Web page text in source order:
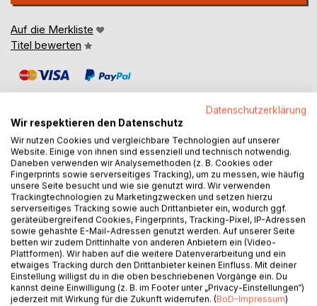
Auf die Merkliste
Titel bewerten
BESCHREIBUNG
Wissenschaftliches Schreiben wird dann als realisierbare
Aufgabe empfunden, wenn die Regeln bekannt sind und
die Gestaltungsspielräume genutzt werden können. Aber
sind die Regeln so klar? Woran erkenne ich, ob eine
Argumentationskette logisch aufgebaut ist? Wie zitiere ich
richtig? Und wie kommt man zu einer angemessenen
Struktur und Gliederung, sodass daraus ein roter Faden
entsteht? Schnell wird klar: Es genügt nicht, die Regeln, die
Datenschutzerklärung
Wir respektieren den Datenschutz
Wir nutzen Cookies und vergleichbare Technologien auf unserer
Website. Einige von ihnen sind essenziell und technisch notwendig.
Daneben verwenden wir Analysemethoden (z. B. Cookies oder
Fingerprints sowie serverseitiges Tracking), um zu messen, wie häufig
unsere Seite besucht und wie sie genutzt wird. Wir verwenden
Trackingtechnologien zu Marketingzwecken und setzen hierzu
serverseitiges Tracking sowie auch Drittanbieter ein, wodurch ggf.
geräteübergreifend Cookies, Fingerprints, Tracking-Pixel, IP-Adressen
sowie gehashte E-Mail-Adressen genutzt werden. Auf unserer Seite
betten wir zudem Drittinhalte von anderen Anbietern ein (Video-
Plattformen). Wir haben auf die weitere Datenverarbeitung und ein
etwaiges Tracking durch den Drittanbieter keinen Einfluss. Mit deiner
Einstellung willigst du in die oben beschriebenen Vorgänge ein. Du
kannst deine Einwilligung (z. B. im Footer unter „Privacy-Einstellungen“)
jederzeit mit Wirkung für die Zukunft widerrufen. (BoD-Impressum)